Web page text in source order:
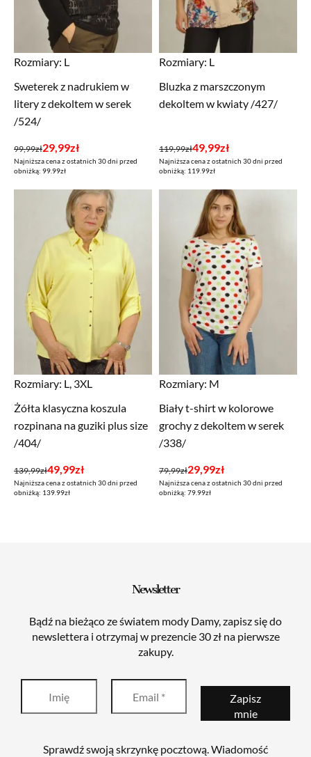
Rozmiary: L
Sweterek z nadrukiem w
litery z dekoltem w serek
/524/
99,99zł
Pierwotna
cena
29,99zł
Aktualna
cena
Najniższa cena z ostatnich 30 dni przed
obniżką: 99.99zł
Rozmiary: L
Bluzka z marszczonym
dekoltem w kwiaty /427/
119,99zł
Pierwotna
cena
49,99zł
Aktualna
cena
Najniższa cena z ostatnich 30 dni przed
obniżką: 119.99zł
Rozmiary: L, 3XL
Żółta klasyczna koszula
rozpinana na guziki plus size
/404/
139,99zł
Pierwotna
cena
49,99zł
Aktualna
cena
Najniższa cena z ostatnich 30 dni przed
obniżką: 139.99zł
Rozmiary: M
Biały t-shirt w kolorowe
grochy z dekoltem w serek
/338/
79,99zł
Pierwotna
cena
29,99zł
Aktualna
cena
Najniższa cena z ostatnich 30 dni przed
obniżką: 79.99zł
Newsletter
Bądź na bieżąco ze światem mody Damy, zapisz się do
newslettera i otrzymaj w prezencie 30 zł na pierwsze
zakupy.
Sprawdź swoją skrzynkę pocztową. Wiadomość